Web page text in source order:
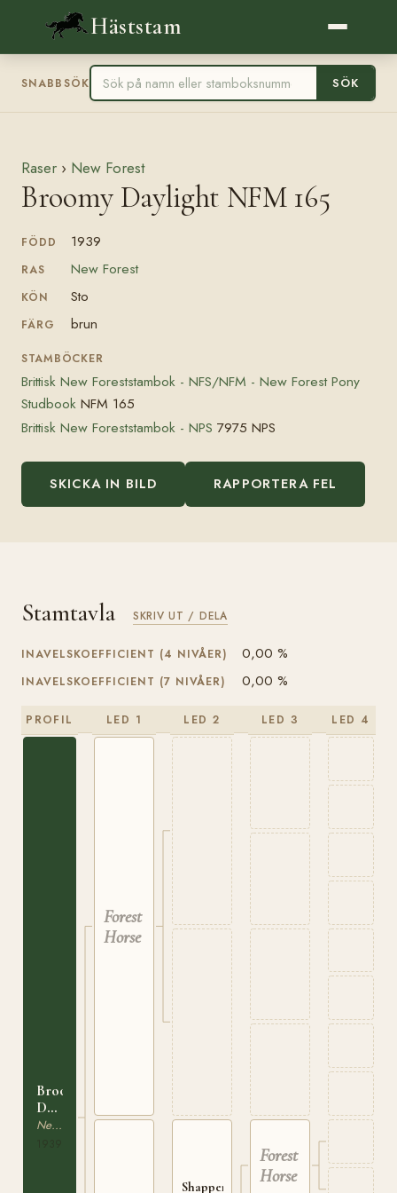
Häststam
SNABBSÖK SÖK
Raser › New Forest
Broomy Daylight NFM 165
FÖDD 1939
RAS New Forest
KÖN Sto
FÄRG brun
STAMBÖCKER
Brittisk New Foreststambok - NFS/NFM - New Forest Pony
Studbook NFM 165
Brittisk New Foreststambok - NPS 7975 NPS
SKICKA IN BILD RAPPORTERA FEL
Stamtavla SKRIV UT / DELA
INAVELSKOEFFICIENT (4 NIVÅER) 0,00 %
INAVELSKOEFFICIENT (7 NIVÅER) 0,00 %
PROFIL
Broomy
Daylight
NFM
New Forest
LED 1
Forest
Horse
LED 2
Shappen
LED 3
Forest
Horse
LED 4